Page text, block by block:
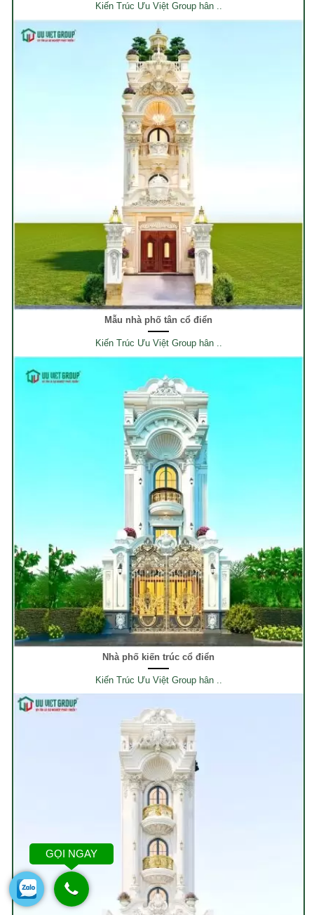
Kiến Trúc Ưu Việt Group hân ..
Mẫu nhà phố tân cổ điển
Kiến Trúc Ưu Việt Group hân ..
Nhà phố kiến trúc cổ điển
Kiến Trúc Ưu Việt Group hân ..
GỌI NGAY